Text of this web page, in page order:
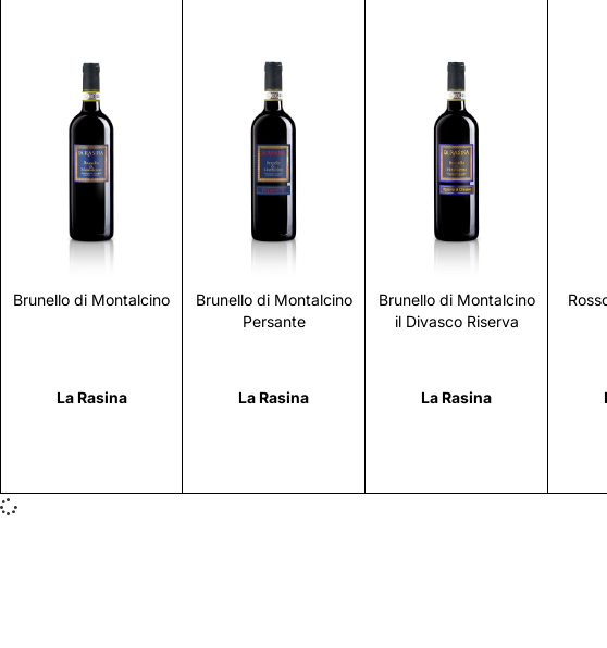
Brunello di Montalcino
La Rasina
Scopri
Brunello di Montalcino
Persante
La Rasina
Scopri
Brunello di Montalcino
il Divasco Riserva
La Rasina
Scopri